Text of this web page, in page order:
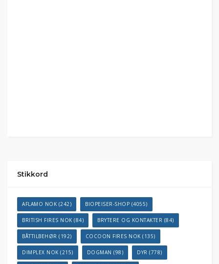
Stikkord
AFLAMO NOK (242) BIOPEISER-SHOP (4055)
BRITISH FIRES NOK (84) BRYTERE OG KONTAKTER (84)
BÅTTILBEHØR (192) COCOON FIRES NOK (135)
DIMPLEX NOK (215) DOGMAN (98) DYR (778)